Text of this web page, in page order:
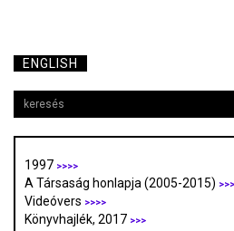
ENGLISH
1997 >>>>
A Társaság honlapja (2005-2015)
Videóvers >>>>
Könyvhajlék, 2017 >>>